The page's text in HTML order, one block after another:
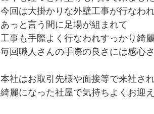
今回は大掛かりな外壁工事が行なわ
あっと言う間に足場が組まれて
工事も手際よく行なわれすっかり綺
毎回職人さんの手際の良さには感心
本社はお取引先様や面接等で来社さ
綺麗になった社屋で気持ちよくお迎